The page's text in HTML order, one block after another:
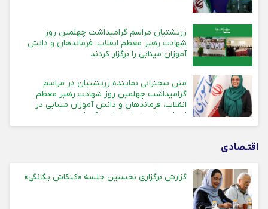
زرتشتیان مراسم گرامیداشت چهلمین روز
شهادت رهبر معظم انقلاب، فرماندهان و دانش
آموزان مینابی را برگزار کردند
متن سخنرانی نماینده زرتشتیان در مراسم
گرامیداشت چهلمین روز شهادت رهبر معظم
انقلاب، فرماندهان و دانش آموزان مینابی در
استان های یزد، اصفهان و کرمان
اقتـصادی
گزارش برگزاری نخستین جلسه «کنکاش یگانگی»